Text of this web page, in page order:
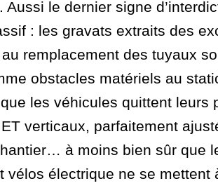
Aussi le dernier signe
: les gravats extraits des
remplacement des tuyaux
obstacles matériels au
les véhicules quittent leurs
verticaux, parfaitement
à moins bien sûr que
vélos électrique ne se mettent